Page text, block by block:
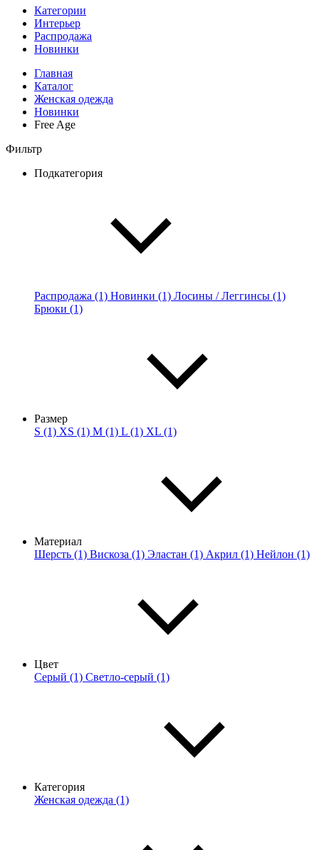
Категории
Интерьер
Распродажа
Новинки
Главная
Каталог
Женская одежда
Новинки
Free Age
Фильтр
Подкатегория
Распродажа (1) Новинки (1) Лосины / Леггинсы (1)
Брюки (1)
Размер
S (1) XS (1) M (1) L (1) XL (1)
Материал
Шерсть (1) Вискоза (1) Эластан (1) Акрил (1) Нейлон (1)
Цвет
Серый (1) Светло-серый (1)
Категория
Женская одежда (1)